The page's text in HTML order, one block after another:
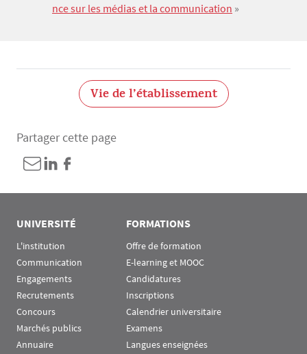
nce sur les médias et la communication »
Vie de l’établissement
Partager cette page
UNIVERSITÉ
L'institution
Communication
Engagements
Recrutements
Concours
Marchés publics
Annuaire
FORMATIONS
Offre de formation
E-learning et MOOC
Candidatures
Inscriptions
Calendrier universitaire
Examens
Langues enseignées